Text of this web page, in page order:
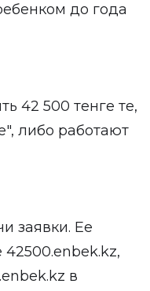
до года
42 500 тенге те,
либо работают
заявки. Ее
в